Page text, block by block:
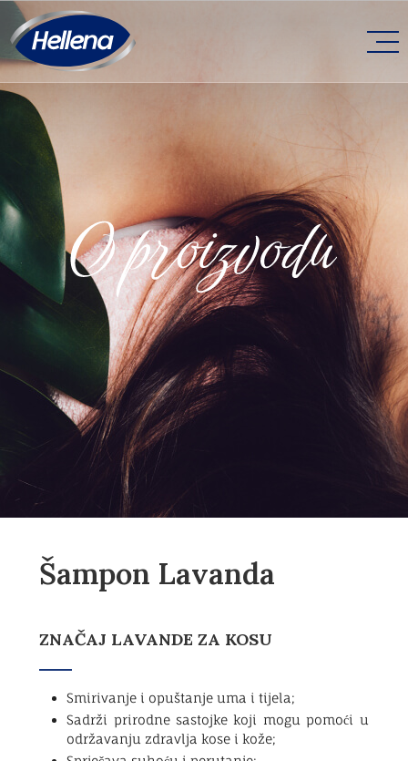
Šampon Lavanda
ZNAČAJ LAVANDE ZA KOSU
Smirivanje i opuštanje uma i tijela;
Sadrži prirodne sastojke koji mogu pomoći u
održavanju zdravlja kose i kože;